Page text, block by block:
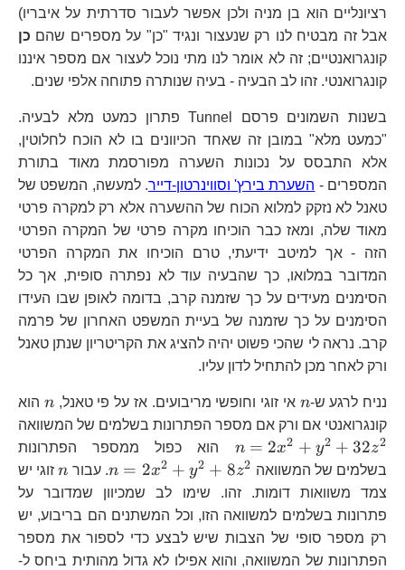
רציונליים הוא בן מניה ולכן אפשר לעבור סדרתית על איבריו)
אבל זה מבטיח לנו רק שנעצור ונגיד "כן" על מספרים שהם כן
קונגרואנטיים; זה לא אומר לנו מתי נוכל לעצור אם מספר איננו
קונגרואנטי. זהו לב הבעיה - בעיה שנותרה פתוחה אלפי שנים.
בשנות השמונים פרסם Tunnel פתרון כמעט מלא לבעיה.
"כמעט מלא" במובן זה שאחד הכיוונים בו לא הוכח לחלוטין,
אלא התבסס על נכונות השערה מפורסמת מאוד בתורת
המספרים - השערת בירץ' וסווינרטון-דייר. למעשה, המשפט של
טאנל לא נזקק למלוא הכוח של ההשערה אלא רק למקרה פרטי
מאוד שלה, ומאז כבר הוכיחו מקרה פרטי של המקרה הפרטי
הזה - אך למיטב ידיעתי, טרם הוכיחו את המקרה הפרטי
המדובר במלואו, כך שהבעיה עוד לא נפתרה סופית, אך כל
הסימנים מעידים על כך שזמנה קרב, בדומה לאופן שבו העידו
הסימנים על כך שזמנה של בעיית המשפט האחרון של פרמה
קרב. נראה לי שהכי פשוט יהיה להציג את הקריטריון שנתן טאנל
ורק לאחר מכן להתחיל לדון עליו.
נניח לרגע ש- n n אי זוגי וחופשי מריבועים. אז על פי טאנל, n
n הוא
קונגרואנטי אם ורק אם מספר הפתרונות בשלמים של המשוואה
n=2x^{2}+y^{2}+32z^{2}
n = 2x2 + y2 + 32z2
הוא כפול ממספר הפתרונות
בשלמים של המשוואה
n = 2x2 + y2 + 8z2 . עבור n
nזוגי יש
צמד משוואות דומות. זהו. שימו לב שמכיוון שמדובר על
פתרונות בשלמים למשוואה הזו, וכל המשתנים הם בריבוע, יש
רק מספר סופי של הצבות שיש לבצע כדי לספור את מספר
הפתרונות של המשוואה, והוא אפילו לא גדול מהותית ביחס ל-